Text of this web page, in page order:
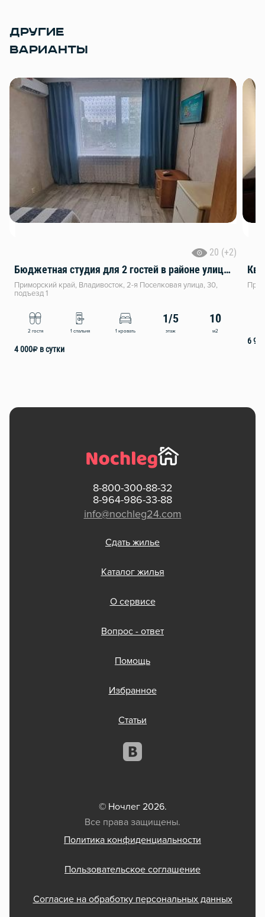
ДРУГИЕ
ВАРИАНТЫ
20 (+2)
Бюджетная студия для 2 гостей в районе улицы 2-я Поселковая города Владивосток
Приморский край, Владивосток, 2-я Поселковая улица, 30,
подъезд 1
2 гостя 1 спальня 1 кровать
1/5
этаж
10
м2
4 000₽ в сутки
6 900
8-800-300-88-32
8-964-986-33-88
info@nochleg24.com
Сдать жилье
Каталог жилья
О сервисе
Вопрос - ответ
Помощь
Избранное
Статьи
© Ночлег 2026.
Все права защищены.
Политика конфиденциальности
Пользовательское соглашение
Согласие на обработку персональных данных